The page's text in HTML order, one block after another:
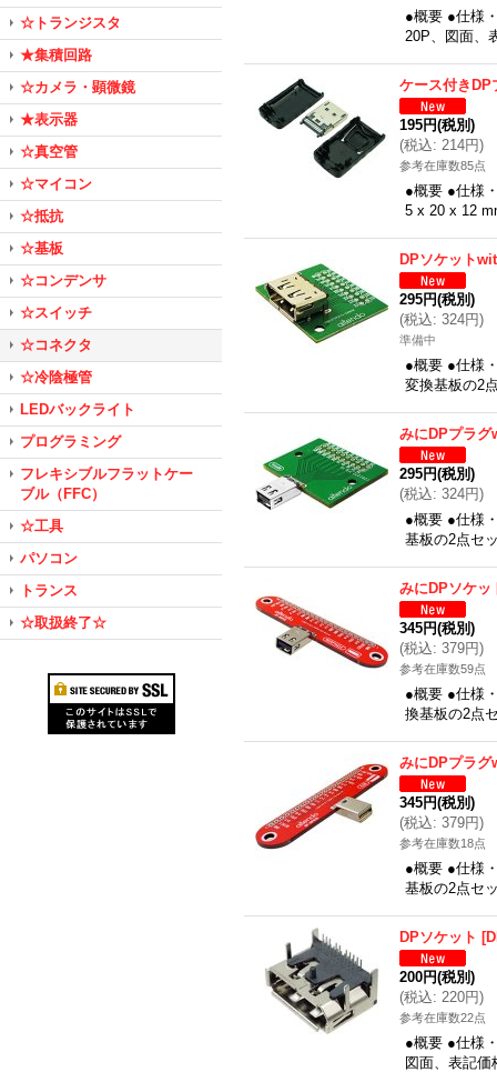
☆トランジスタ
★集積回路
☆カメラ・顕微鏡
★表示器
☆真空管
☆マイコン
☆抵抗
☆基板
☆コンデンサ
☆スイッチ
☆コネクタ
☆冷陰極管
LEDバックライト
プログラミング
フレキシブルフラットケー
ブル（FFC）
☆工具
パソコン
トランス
☆取扱終了☆
●概要 ●仕様
20P、図面、
ケース付きDP
195円(税別)
(税込: 214円)
参考在庫数85点
●概要 ●仕様
5 x 20 x 12
DPソケット
295円(税別)
(税込: 324円)
準備中
●概要 ●仕様
変換基板の2
みにDPプラ
295円(税別)
(税込: 324円)
●概要 ●仕様
基板の2点セ
みにDPソケ
345円(税別)
(税込: 379円)
参考在庫数59点
●概要 ●仕様
換基板の2点
みにDPプラ
345円(税別)
(税込: 379円)
参考在庫数18点
●概要 ●仕様
基板の2点セ
DPソケット [
200円(税別)
(税込: 220円)
参考在庫数22点
●概要 ●仕様
図面、表記価